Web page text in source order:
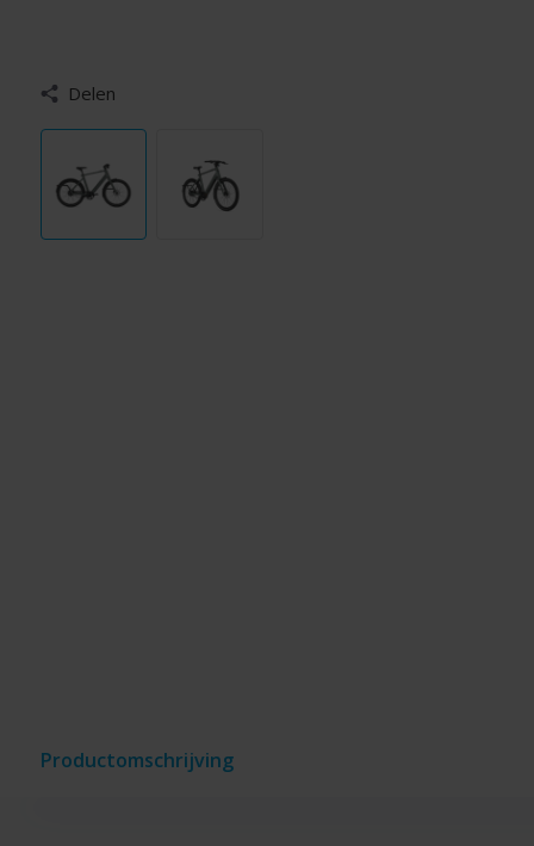
Delen
Productomschrijving